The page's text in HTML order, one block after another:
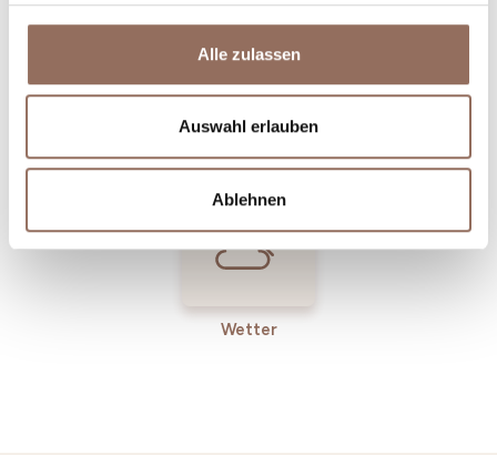
Alle zulassen
Auswahl erlauben
Ablehnen
Wetter